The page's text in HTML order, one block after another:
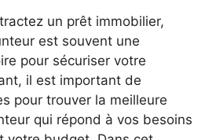
un prêt immobilier,
est souvent une
pour sécuriser votre
il est important de
pour trouver la meilleure
qui répond à vos besoins